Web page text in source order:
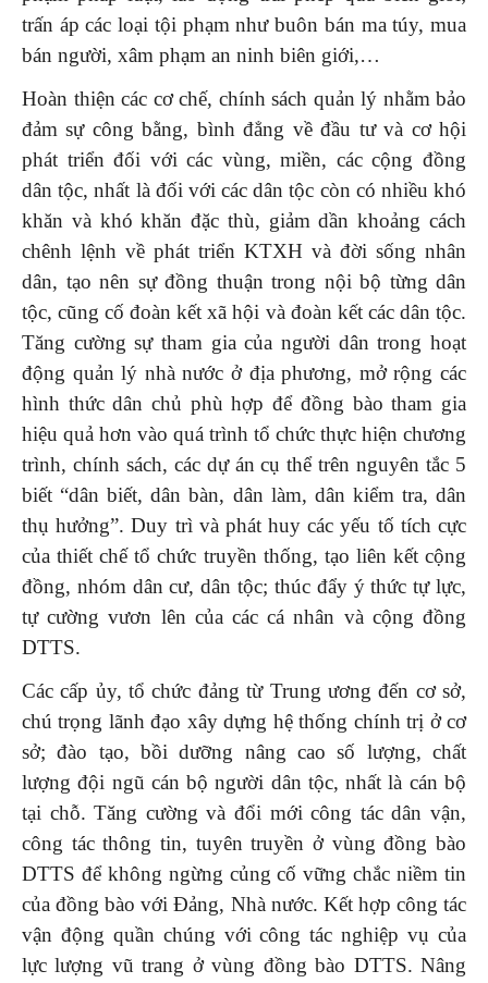
trấn áp các loại tội phạm như buôn bán ma túy, mua
bán người, xâm phạm an ninh biên giới,…
Hoàn thiện các cơ chế, chính sách quản lý nhằm bảo
đảm sự công bằng, bình đẳng về đầu tư và cơ hội
phát triển đối với các vùng, miền, các cộng đồng
dân tộc, nhất là đối với các dân tộc còn có nhiều khó
khăn và khó khăn đặc thù, giảm dần khoảng cách
chênh lệnh về phát triển KTXH và đời sống nhân
dân, tạo nên sự đồng thuận trong nội bộ từng dân
tộc, cũng cố đoàn kết xã hội và đoàn kết các dân tộc.
Tăng cường sự tham gia của người dân trong hoạt
động quản lý nhà nước ở địa phương, mở rộng các
hình thức dân chủ phù hợp để đồng bào tham gia
hiệu quả hơn vào quá trình tổ chức thực hiện chương
trình, chính sách, các dự án cụ thể trên nguyên tắc 5
biết “dân biết, dân bàn, dân làm, dân kiểm tra, dân
thụ hưởng”. Duy trì và phát huy các yếu tố tích cực
của thiết chế tổ chức truyền thống, tạo liên kết cộng
đồng, nhóm dân cư, dân tộc; thúc đẩy ý thức tự lực,
tự cường vươn lên của các cá nhân và cộng đồng
DTTS.
Các cấp ủy, tổ chức đảng từ Trung ương đến cơ sở,
chú trọng lãnh đạo xây dựng hệ thống chính trị ở cơ
sở; đào tạo, bồi dưỡng nâng cao số lượng, chất
lượng đội ngũ cán bộ người dân tộc, nhất là cán bộ
tại chỗ. Tăng cường và đổi mới công tác dân vận,
công tác thông tin, tuyên truyền ở vùng đồng bào
DTTS để không ngừng củng cố vững chắc niềm tin
của đồng bào với Đảng, Nhà nước. Kết hợp công tác
vận động quần chúng với công tác nghiệp vụ của
lực lượng vũ trang ở vùng đồng bào DTTS. Nâng